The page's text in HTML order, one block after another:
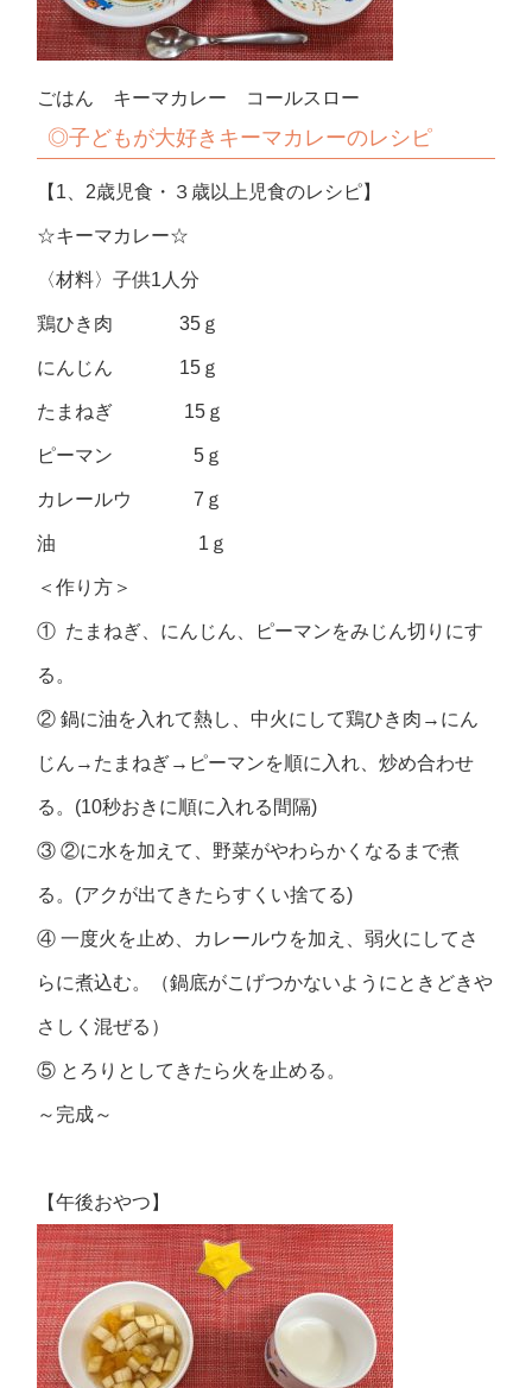
ごはん キーマカレー コールスロー
◎子どもが大好きキーマカレーのレシピ
【1、2歳児食・３歳以上児食のレシピ】
☆キーマカレー☆
〈材料〉子供1人分
鶏ひき肉 35ｇ
にんじん 15ｇ
たまねぎ 15ｇ
ピーマン 5ｇ
カレールウ 7ｇ
油 1ｇ
＜作り方＞
① たまねぎ、にんじん、ピーマンをみじん切りにす
る。
② 鍋に油を入れて熱し、中火にして鶏ひき肉→にん
じん→たまねぎ→ピーマンを順に入れ、炒め合わせ
る。(10秒おきに順に入れる間隔)
③ ②に水を加えて、野菜がやわらかくなるまで煮
る。(アクが出てきたらすくい捨てる)
④ 一度火を止め、カレールウを加え、弱火にしてさ
らに煮込む。（鍋底がこげつかないようにときどきや
さしく混ぜる）
⑤ とろりとしてきたら火を止める。
～完成～
【午後おやつ】